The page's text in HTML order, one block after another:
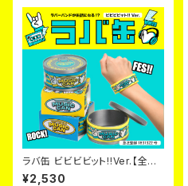
ラバ缶 ビビビビット!!Ver.【全２
色】
¥2,530